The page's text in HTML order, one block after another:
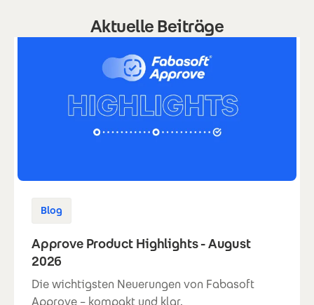
Aktuelle Beiträge
Blog
Approve Product Highlights - August
2026
Die wichtigsten Neuerungen von Fabasoft
Approve – kompakt und klar.